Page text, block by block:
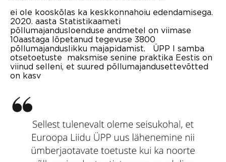
ei ole kooskõlas ka keskkonnahoiu edendamisega.
2020. aasta Statistikaameti
põllumajandusloenduse andmetel on viimase
10aastaga lõpetanud tegevuse 3800
põllumajanduslikku majapidamist. ÜPP I samba
otsetoetuste maksmise senine praktika Eestis on
viinud selleni, et suured põllumajandusettevõtted
on kasv